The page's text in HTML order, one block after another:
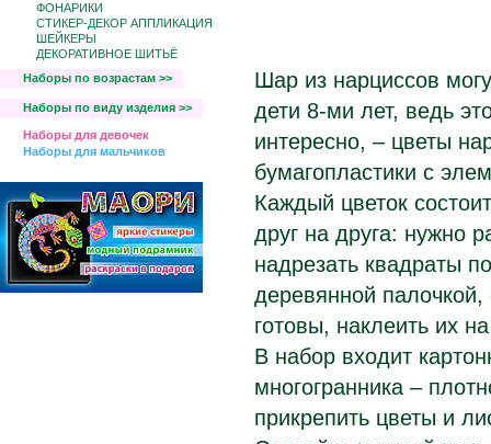
ФОНАРИКИ
СТИКЕР-ДЕКОР АППЛИКАЦИЯ
ШЕЙКЕРЫ
ДЕКОРАТИВНОЕ ШИТЬЁ
Наборы по возрастам >>
Наборы по виду изделия >>
Наборы для девочек
Наборы для мальчиков
Шар из нарциссов
дети 8-ми лет, ведь
интересно, – цветы
бумагопластики с
Каждый цветок
друг на друга: нужно
надрезать квадраты
деревянной палочкой,
готовы, наклеить их
В набор входит
многогранника –
прикрепить цветы и